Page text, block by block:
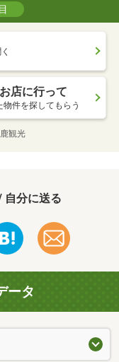
お店に行って
物件を探してもらう
観光
自分に送る
ータ